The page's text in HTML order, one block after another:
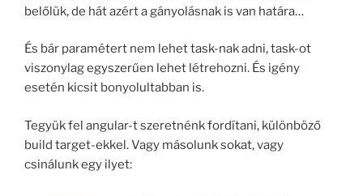
belőlük, de hát azért a gányolásnak is van határa…
És bár paramétert nem lehet task-nak adni, task-ot
viszonylag egyszerűen lehet létrehozni. És igény
esetén kicsit bonyolultabban is.
Tegyük fel angular-t szeretnénk fordítani, különböző
build target-ekkel. Vagy másolunk sokat, vagy
csinálunk egy ilyet: